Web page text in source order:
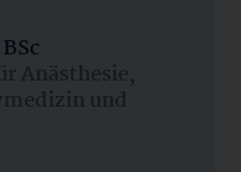
Anästhesie,
und